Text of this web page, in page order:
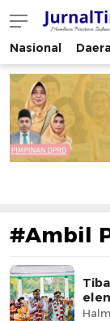
Membaca
Nasional
#Ambil